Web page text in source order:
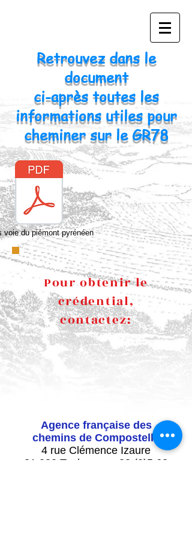
Retrouvez dans le
document
ci-après toutes les
informations utiles pour
cheminer sur le GR78
voie du piémont pyrénéen
Pour obtenir le
crédential,
contactez:
Agence française des
chemins de Compostelle
4 rue Clémence Izaure
31 000 Toulouse
+33 (0)5 62